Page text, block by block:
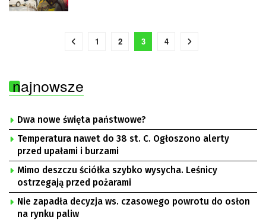
1 2 3 4
najnowsze
Dwa nowe święta państwowe?
Temperatura nawet do 38 st. C. Ogłoszono alerty
przed upałami i burzami
Mimo deszczu ściółka szybko wysycha. Leśnicy
ostrzegają przed pożarami
Nie zapadła decyzja ws. czasowego powrotu do osłon
na rynku paliw